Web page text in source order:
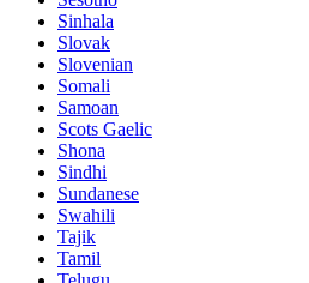
Sinhala
Slovak
Slovenian
Somali
Samoan
Scots Gaelic
Shona
Sindhi
Sundanese
Swahili
Tajik
Tamil